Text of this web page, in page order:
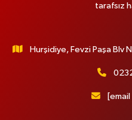
tarafsız
Hurşidiye, Fevzi Paşa Blv